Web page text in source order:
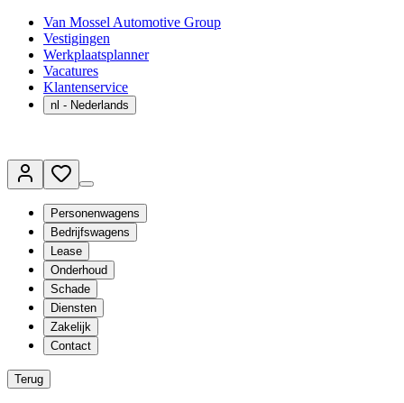
Van Mossel Automotive Group
Vestigingen
Werkplaatsplanner
Vacatures
Klantenservice
nl - Nederlands
Personenwagens
Bedrijfswagens
Lease
Onderhoud
Schade
Diensten
Zakelijk
Contact
Terug